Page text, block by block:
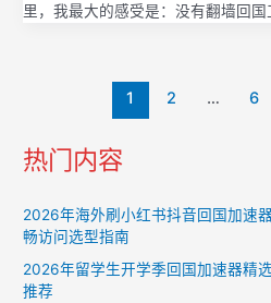
里，我最大的感受是：没有翻墙回国
1 2 … 6
热门内容
2026年海外刷小红书抖音回国加速
畅访问选型指南
2026年留学生开学季回国加速器精
推荐